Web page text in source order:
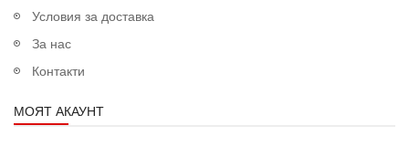
Условия за доставка
За нас
Контакти
МОЯТ АКАУНТ